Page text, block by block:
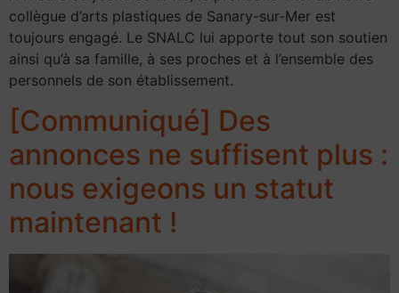
collègue d’arts plastiques de Sanary-sur-Mer est
toujours engagé. Le SNALC lui apporte tout son soutien
ainsi qu’à sa famille, à ses proches et à l’ensemble des
personnels de son établissement.
[Communiqué] Des
annonces ne suffisent plus :
nous exigeons un statut
maintenant !